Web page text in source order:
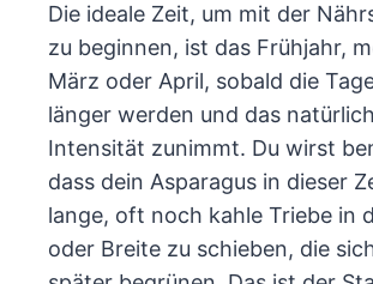
Die ideale Zeit, um mit der
zu beginnen, ist das Frühjahr,
März oder April, sobald die
länger werden und das
Intensität zunimmt. Du wirst
dass dein Asparagus in dieser
lange, oft noch kahle Triebe in
oder Breite zu schieben, die